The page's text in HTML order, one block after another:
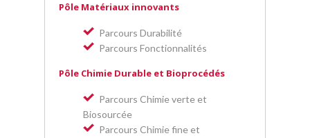
Pôle Matériaux innovants
Parcours Durabilité
Parcours Fonctionnalités
Pôle Chimie Durable et Bioprocédés
Parcours Chimie verte et
Biosourcée
Parcours Chimie fine et